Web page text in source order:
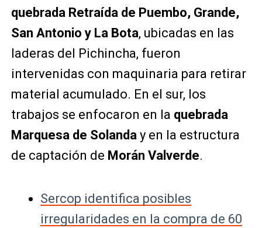
quebrada Retraída de Puembo, Grande,
San Antonio y La Bota, ubicadas en las
laderas del Pichincha, fueron
intervenidas con maquinaria para retirar
material acumulado. En el sur, los
trabajos se enfocaron en la quebrada
Marquesa de Solanday en la estructura
de captación de Morán Valverde.
Sercop identifica posibles
irregularidades en la compra de 60